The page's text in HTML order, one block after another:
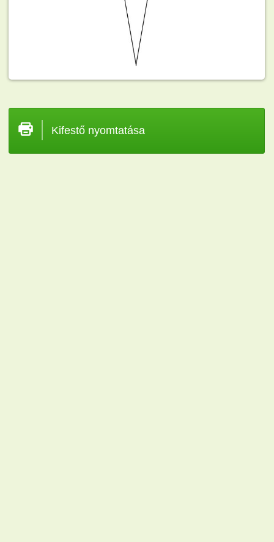
Kifestő nyomtatása